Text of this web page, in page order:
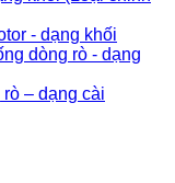
- dạng khối
dòng rò - dạng
– dạng cài